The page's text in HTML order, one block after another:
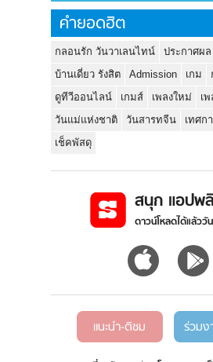
คำยอดฮิต
กลอนรัก วันวาเลนไทน์
ประกาศผล
บ้านเดี่ยว รังสิต
Admission เกม
ดูทีวีออนไลน์
เกมส์ เพลงใหม่
เ
วันแม่แห่งชาติ
วันสารทจีน
เทศก
เช็คพัสดุ
สนุก แอปพ
ดาวน์โหลดได้แล้ววั
แนะนำ-ติชม ร่วมง